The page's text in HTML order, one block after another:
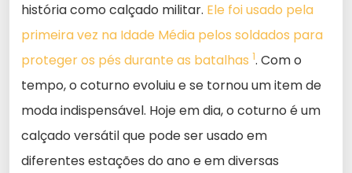
história como calçado militar. Ele foi usado pela
primeira vez na Idade Média pelos soldados para
proteger os pés durante as batalhas 1. Com o
tempo, o coturno evoluiu e se tornou um item de
moda indispensável. Hoje em dia, o coturno é um
calçado versátil que pode ser usado em
diferentes estações do ano e em diversas